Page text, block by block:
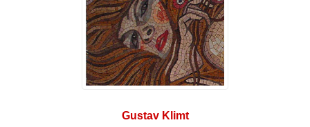
Gustav Klimt